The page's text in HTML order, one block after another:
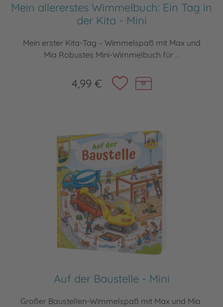
Mein allererstes Wimmelbuch: Ein Tag in
der Kita - Mini
Mein erster Kita-Tag – Wimmelspaß mit Max und
Mia Robustes Mini-Wimmelbuch für ...
4,99 €
Auf der Baustelle - Mini
Großer Baustellen-Wimmelspaß mit Max und Mia